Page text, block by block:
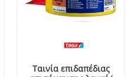
Ταινία επιδαπέδιας